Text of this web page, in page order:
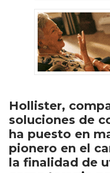
Hollister,
soluciones de
ha puesto en
pionero en el
la finalidad de